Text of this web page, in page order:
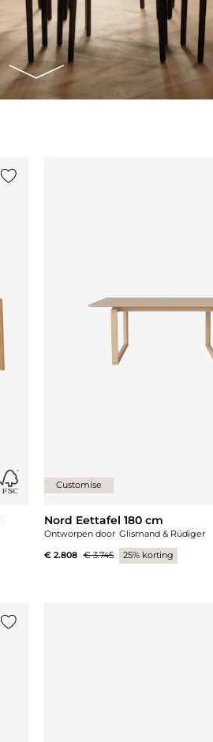
Customise
Nord Eettafel 180 cm
Ontworpen door Glismand & Rüdiger
€ 2.808 € 3.745 25% korting